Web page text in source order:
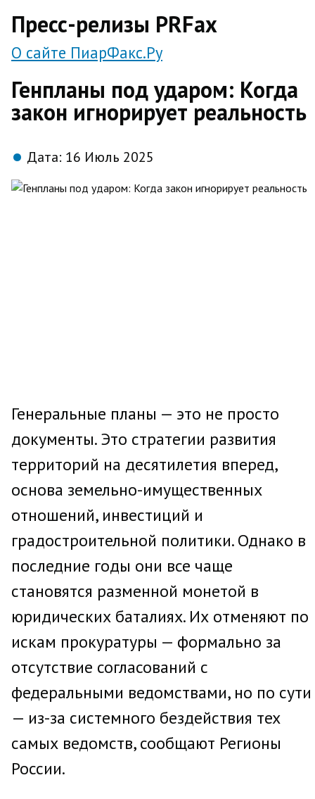
Пресс-релизы PRFax
О сайте ПиарФакс.Ру
Генпланы под ударом: Когда
закон игнорирует реальность
Дата: 16 Июль 2025
Генеральные планы — это не просто
документы. Это стратегии развития
территорий на десятилетия вперед,
основа земельно-имущественных
отношений, инвестиций и
градостроительной политики. Однако в
последние годы они все чаще
становятся разменной монетой в
юридических баталиях. Их отменяют по
искам прокуратуры — формально за
отсутствие согласований с
федеральными ведомствами, но по сути
— из-за системного бездействия тех
самых ведомств, сообщают Регионы
России.